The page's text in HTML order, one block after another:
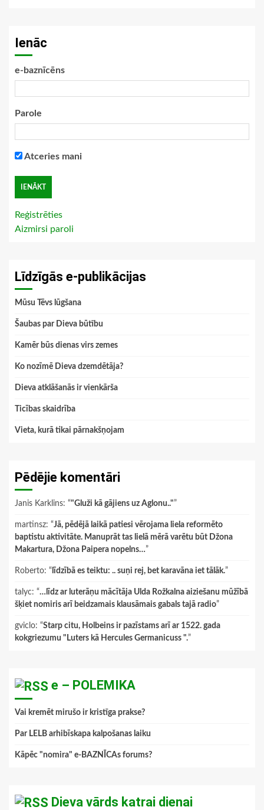
Ienāc
e-baznīcēns
Parole
Atceries mani
Reģistrēties
Aizmirsi paroli
Līdzīgās e-publikācijas
Mūsu Tēvs lūgšana
Šaubas par Dieva būtību
Kamēr būs dienas virs zemes
Ko nozīmē Dieva dzemdētāja?
Dieva atklāšanās ir vienkārša
Ticības skaidrība
Vieta, kurā tikai pārnakšņojam
Pēdējie komentāri
Janis Karklins: “"Gluži kā gājiens uz Aglonu.."”
martinsz: “Jā, pēdējā laikā patiesi vērojama liela reformēto
baptistu aktivitāte. Manuprāt tas lielā mērā varētu būt Džona
Makartura, Džona Paipera nopelns…”
Roberto: “ līdzībā es teiktu: .. suņi rej, bet karavāna iet tālāk.”
talyc: “…līdz ar luterāņu mācītāja Ulda Rožkalna aiziešanu mūžībā
šķiet nomiris arī beidzamais klausāmais gabals tajā radio”
gviclo: “Starp citu, Holbeins ir pazīstams arī ar 1522. gada
kokgriezumu "Luters kā Hercules Germanicuss ".”
e – POLEMIKA
Vai kremēt mirušo ir kristīga prakse?
Par LELB arhibīskapa kalpošanas laiku
Kāpēc "nomira" e-BAZNĪCAs forums?
Dieva vārds katrai dienai